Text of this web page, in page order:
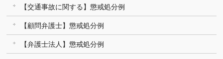
【交通事故に関する】懲戒処分例
【顧問弁護士】懲戒処分例
【弁護士法人】懲戒処分例